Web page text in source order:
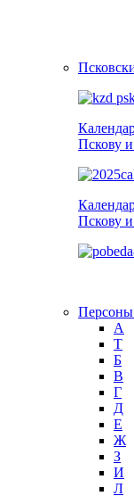
Пскову
Пскову
Персоны
А
T
Б
В
Г
Д
Е
Ж
З
И
Л